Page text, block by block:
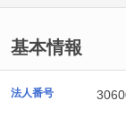
基本情報
法人番号